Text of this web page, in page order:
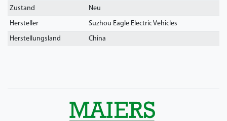
Technisches
Merkmal
Wert
Zustand
Neu
Hersteller
Suzhou Eagle Electric Vehicles
Herstellungsland
China